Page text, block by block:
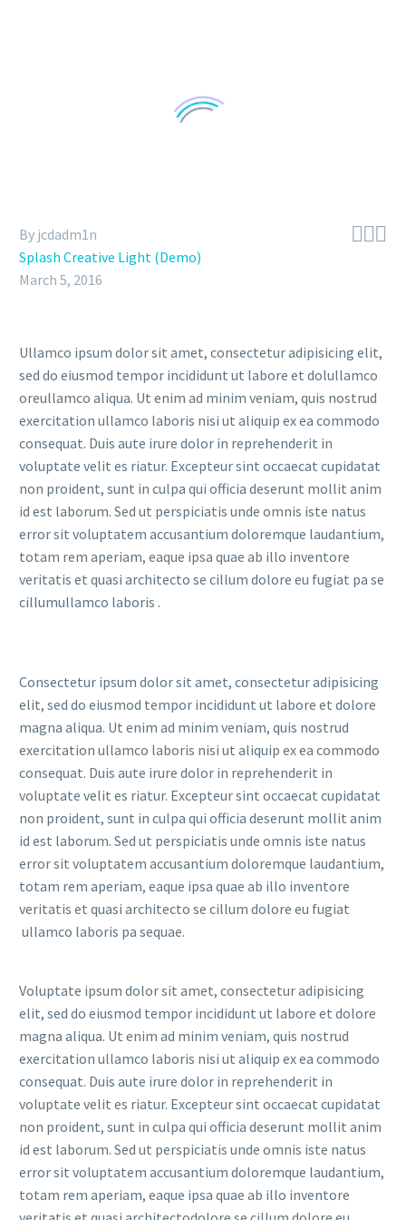

By jcdadm1n
Splash Creative Light (Demo)
March 5, 2016
Ullamco ipsum dolor sit amet, consectetur adipisicing elit,
sed do eiusmod tempor incididunt ut labore et dolullamco
oreullamco aliqua. Ut enim ad minim veniam, quis nostrud
exercitation ullamco laboris nisi ut aliquip ex ea commodo
consequat. Duis aute irure dolor in reprehenderit in
voluptate velit es riatur. Excepteur sint occaecat cupidatat
non proident, sunt in culpa qui officia deserunt mollit anim
id est laborum. Sed ut perspiciatis unde omnis iste natus
error sit voluptatem accusantium doloremque laudantium,
totam rem aperiam, eaque ipsa quae ab illo inventore
veritatis et quasi architecto se cillum dolore eu fugiat pa se
cillumullamco laboris .
Consectetur ipsum dolor sit amet, consectetur adipisicing
elit, sed do eiusmod tempor incididunt ut labore et dolore
magna aliqua. Ut enim ad minim veniam, quis nostrud
exercitation ullamco laboris nisi ut aliquip ex ea commodo
consequat. Duis aute irure dolor in reprehenderit in
voluptate velit es riatur. Excepteur sint occaecat cupidatat
non proident, sunt in culpa qui officia deserunt mollit anim
id est laborum. Sed ut perspiciatis unde omnis iste natus
error sit voluptatem accusantium doloremque laudantium,
totam rem aperiam, eaque ipsa quae ab illo inventore
veritatis et quasi architecto se cillum dolore eu fugiat
ullamco laboris pa sequae.
Voluptate ipsum dolor sit amet, consectetur adipisicing
elit, sed do eiusmod tempor incididunt ut labore et dolore
magna aliqua. Ut enim ad minim veniam, quis nostrud
exercitation ullamco laboris nisi ut aliquip ex ea commodo
consequat. Duis aute irure dolor in reprehenderit in
voluptate velit es riatur. Excepteur sint occaecat cupidatat
non proident, sunt in culpa qui officia deserunt mollit anim
id est laborum. Sed ut perspiciatis unde omnis iste natus
error sit voluptatem accusantium doloremque laudantium,
totam rem aperiam, eaque ipsa quae ab illo inventore